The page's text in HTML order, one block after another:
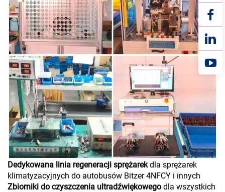
Dedykowana linia regeneracji sprężarekdla sprężarek
klimatyzacyjnych do autobusów Bitzer 4NFCY i innych
Zbiorniki do czyszczenia ultradźwiękowego dla wszystkich